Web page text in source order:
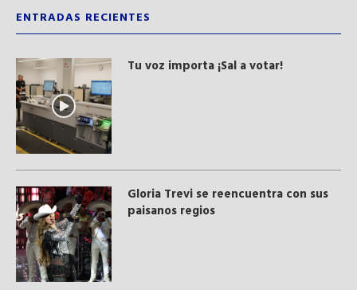
ENTRADAS RECIENTES
Tu voz importa ¡Sal a votar!
Gloria Trevi se reencuentra con sus
paisanos regios